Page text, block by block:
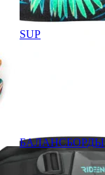
SUP
БАЛАНСБОРДЫ